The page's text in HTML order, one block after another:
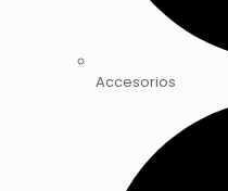
Accesorios